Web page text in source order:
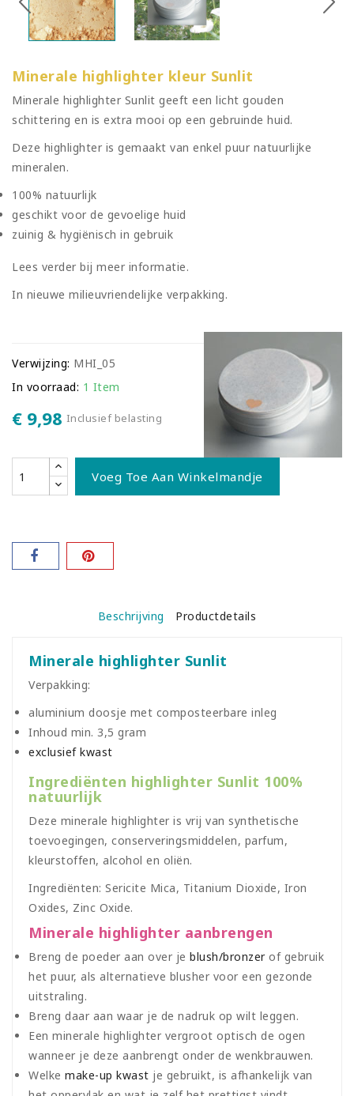
Minerale highlighter kleur Sunlit
Minerale highlighter Sunlit geeft een licht gouden
schittering en is extra mooi op een gebruinde huid.
Deze highlighter is gemaakt van enkel puur natuurlijke
mineralen.
100% natuurlijk
geschikt voor de gevoelige huid
zuinig & hygiënisch in gebruik
Lees verder bij meer informatie.
In nieuwe milieuvriendelijke verpakking.
Verwijzing: MHI_05
In voorraad: 1 Item
€ 9,98 Inclusief belasting
Voeg Toe Aan Winkelmandje
Beschrijving Productdetails
Minerale highlighter Sunlit
Verpakking:
aluminium doosje met composteerbare inleg
Inhoud min. 3,5 gram
exclusief kwast
Ingrediënten highlighter Sunlit 100%
natuurlijk
Deze minerale highlighter is vrij van synthetische
toevoegingen, conserveringsmiddelen, parfum,
kleurstoffen, alcohol en oliën.
Ingrediënten: Sericite Mica, Titanium Dioxide, Iron
Oxides, Zinc Oxide.
Minerale highlighter aanbrengen
Breng de poeder aan over je blush/bronzerof gebruik
het puur, als alternatieve blusher voor een gezonde
uitstraling.
Breng daar aan waar je de nadruk op wilt leggen.
Een minerale highlighter vergroot optisch de ogen
wanneer je deze aanbrengt onder de wenkbrauwen.
Welke make-up kwast je gebruikt, is afhankelijk van